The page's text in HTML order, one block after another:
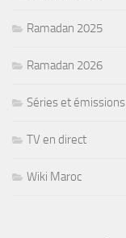
Ramadan 2025
Ramadan 2026
Séries et émissions
TV en direct
Wiki Maroc